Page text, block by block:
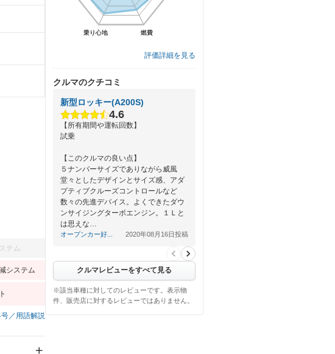
テム
システム
／用語解説
燃費
乗り心地 燃費
乗り心地
評価詳細を見る
クルマのクチコミ
新型ロッキー(A200S)
4.6
【所有期間や運転回数】
試乗
【このクルマの良い点】
５ナンバーサイズでありながら威風
堂々としたデザインとサイズ感、アダ
プティブクルーズコントロールなど
数々の先進デバイス。よくできたダウ
ンサイジングターボエンジン。１Ｌと
は思えな…
オープンカー好... 2020年08月16日投稿
クルマレビューをすべて見る
※該当車種に対してのレビューです。表示物
件、販売店に対するレビューではありません。